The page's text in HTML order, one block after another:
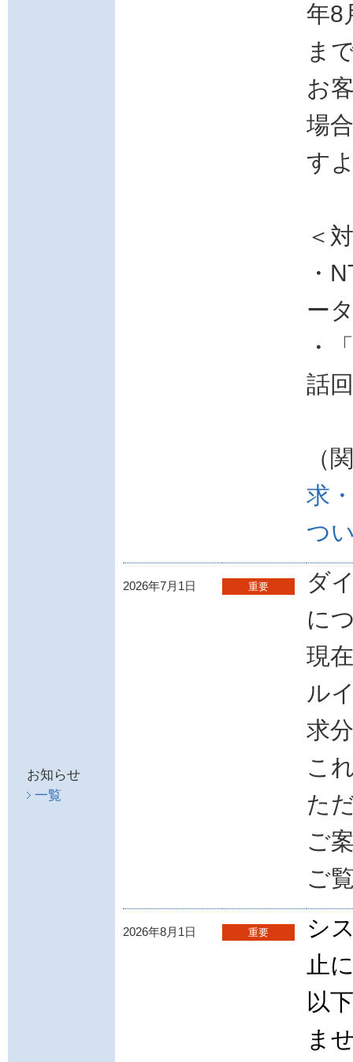
お知らせ
一覧
年8
ま
お
場
す
＜
・
ー
・
話
（
求
つ
2026年7月1日 重要
ダ
に
現
ル
求
こ
た
ご
ご
2026年8月1日 重要
シ
止
以
ま